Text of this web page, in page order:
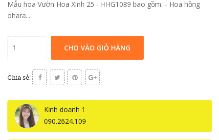
Mẫu hoa Vườn Hoa Xinh 25 - HHG1089 bao gồm: - Hoa hồng
ohara...
CHO VÀO GIỎ HÀNG
Chia sẻ:
Kinh doanh 1
090.2624.109